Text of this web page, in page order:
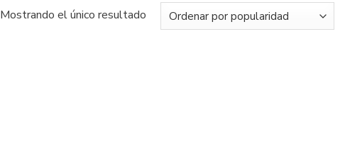
Mostrando el único resultado